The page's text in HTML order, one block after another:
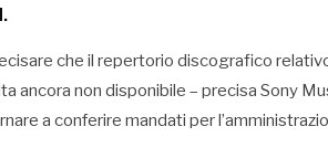
che il repertorio discografico
ancora non disponibile – precisa Sony
a conferire mandati per